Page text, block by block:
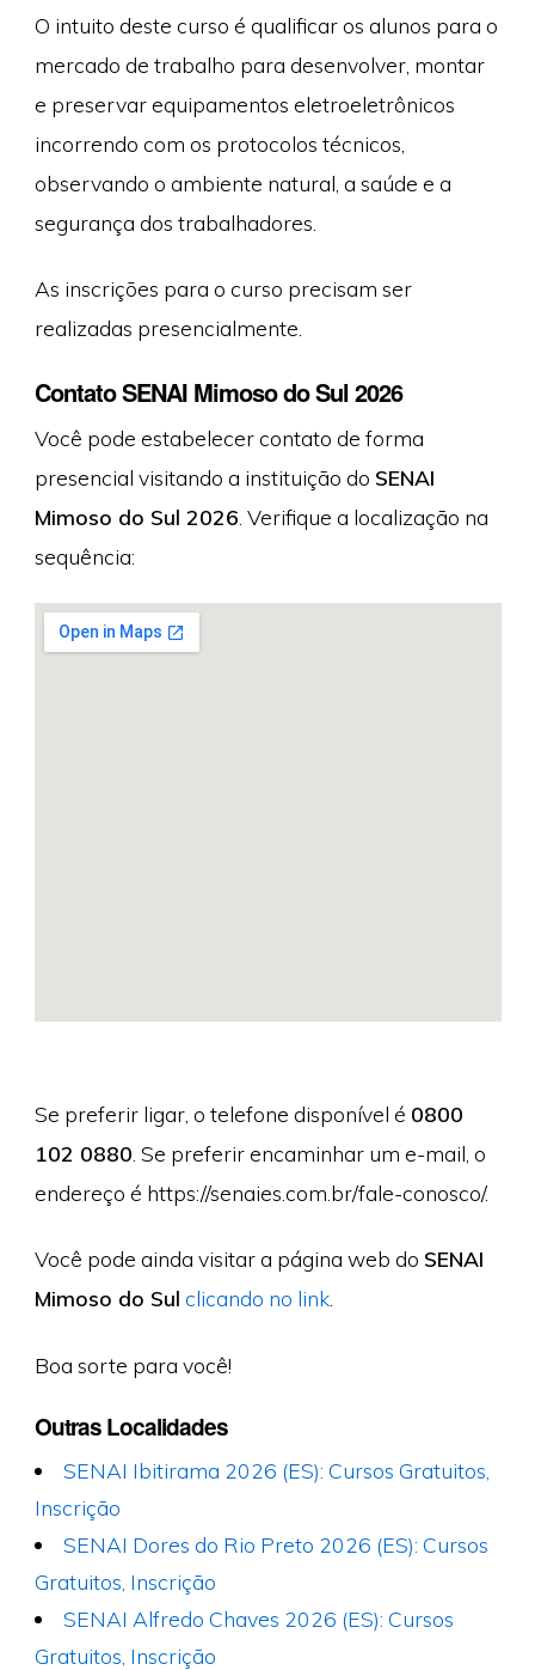
O intuito deste curso é qualificar os alunos para o
mercado de trabalho para desenvolver, montar
e preservar equipamentos eletroeletrônicos
incorrendo com os protocolos técnicos,
observando o ambiente natural, a saúde e a
segurança dos trabalhadores.
As inscrições para o curso precisam ser
realizadas presencialmente.
Contato SENAI Mimoso do Sul 2026
Você pode estabelecer contato de forma
presencial visitando a instituição do SENAI
Mimoso do Sul 2026 . Verifique a localização na
sequência:
Se preferir ligar, o telefone disponível é 0800
102 0880 . Se preferir encaminhar um e-mail, o
endereço é https://senaies.com.br/fale-conosco/.
Você pode ainda visitar a página web do SENAI
Mimoso do Sul clicando no link.
Boa sorte para você!
Outras Localidades
SENAI Ibitirama 2026 (ES): Cursos Gratuitos,
Inscrição
SENAI Dores do Rio Preto 2026 (ES): Cursos
Gratuitos, Inscrição
SENAI Alfredo Chaves 2026 (ES): Cursos
Gratuitos, Inscrição